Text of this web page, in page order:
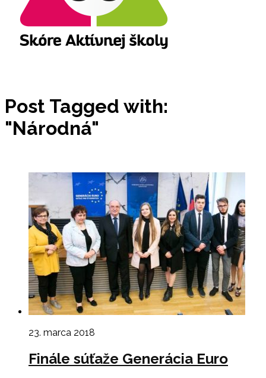
Post Tagged with:
"Národná"
23. marca 2018
Finále súťaže Generácia Euro